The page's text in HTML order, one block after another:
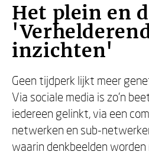
Het plein en
inzichten'
Geen tijdperk lijkt meer
Via sociale media is zo'n
iedereen gelinkt, via een
netwerken en sub-
waarin denkbeelden